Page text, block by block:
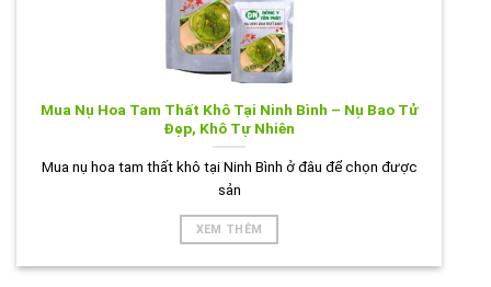
Mua Nụ Hoa Tam Thất Khô Tại Ninh Bình – Nụ Bao Tử
Đẹp, Khô Tự Nhiên
Mua nụ hoa tam thất khô tại Ninh Bình ở đâu để chọn được
sản
XEM THÊM